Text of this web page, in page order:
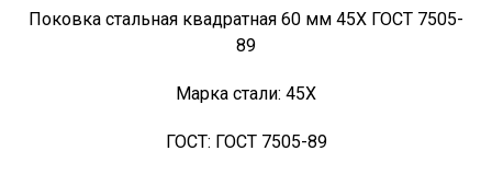
Поковка стальная квадратная 60 мм 45Х ГОСТ 7505-
89
Марка стали: 45Х
ГОСТ: ГОСТ 7505-89